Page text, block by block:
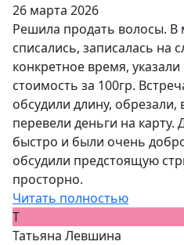
26 марта 2026
Решила продать волосы. В
списались, записалась на
конкретное время,
стоимость за 100гр.
обсудили длину, обрезали,
перевели деньги на карту.
быстро и были очень
обсудили предстоящую
просторно.
Читать полностью
Т
Татьяна Левшина